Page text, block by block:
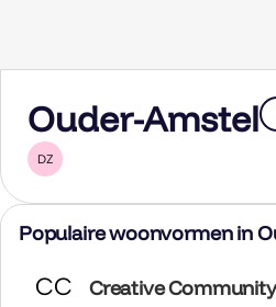
Ouder-Amstel
DZ
Populaire woonvormen in
CC Creative Community